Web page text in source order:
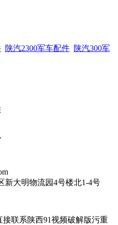
陕汽2300军车配件 陕汽300军
区新大明物流园4号楼北1-4号
接联系陕西91视频破解版污重